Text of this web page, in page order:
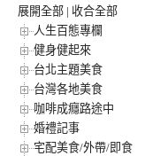
展開全部 | 收合全部
人生百態專欄
健身健起來
台北主題美食
台灣各地美食
咖啡成癮路途中
婚禮記事
宅配美食/外帶/即食